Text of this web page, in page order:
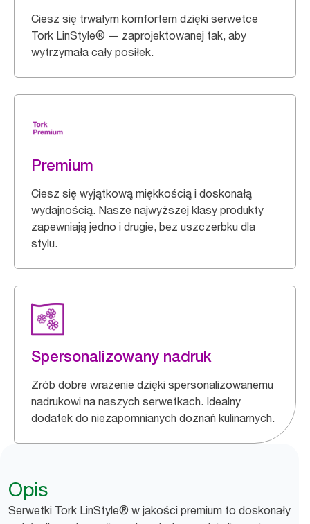
Ciesz się trwałym komfortem dzięki serwetce
Tork LinStyle® — zaprojektowanej tak, aby
wytrzymała cały posiłek.
Premium
Ciesz się wyjątkową miękkością i doskonałą
wydajnością. Nasze najwyższej klasy produkty
zapewniają jedno i drugie, bez uszczerbku dla
stylu.
Spersonalizowany nadruk
Zrób dobre wrażenie dzięki spersonalizowanemu
nadrukowi na naszych serwetkach. Idealny
dodatek do niezapomnianych doznań kulinarnych.
Opis
Serwetki Tork LinStyle® w jakości premium to doskonały